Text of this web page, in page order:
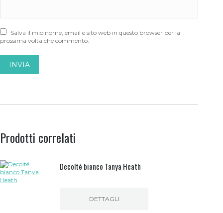
Salva il mio nome, email e sito web in questo browser per la
prossima volta che commento.
Prodotti correlati
Decolté bianco Tanya Heath
DETTAGLI